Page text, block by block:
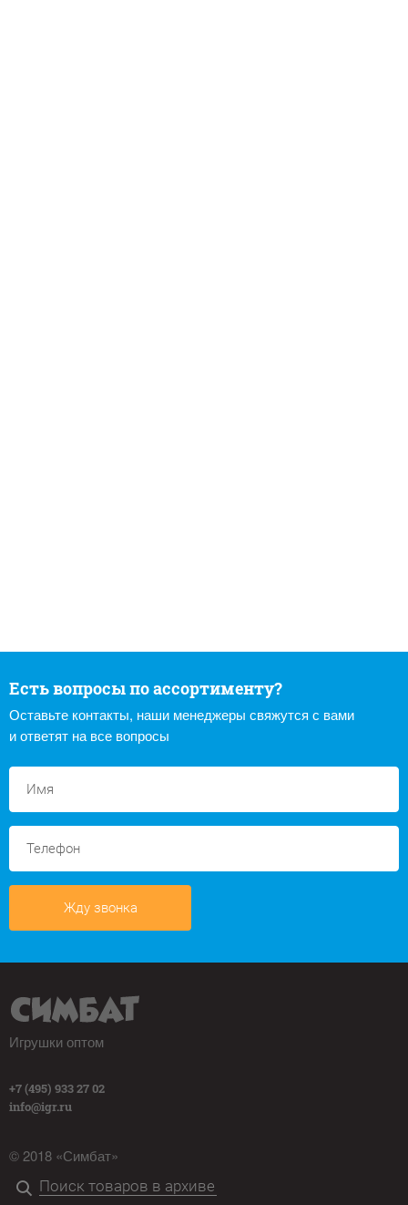
Есть вопросы по ассортименту?
Оставьте контакты, наши менеджеры свяжутся с вами
и ответят на все вопросы
Жду звонка
Игрушки оптом
+7 (495) 933 27 02
info@igr.ru
© 2018 «Симбат»